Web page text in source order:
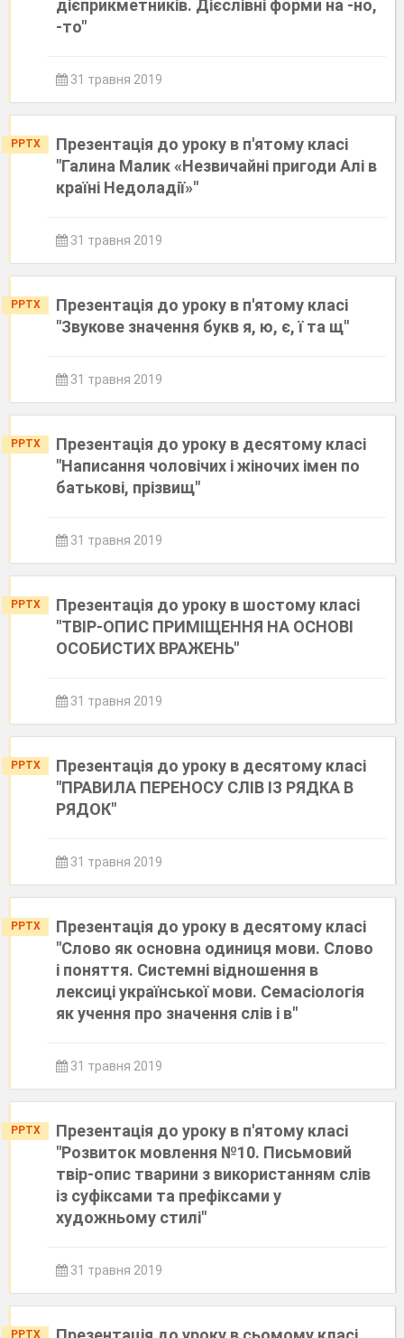
дієприкметників. Дієслівні форми на -но,
-то"
31 травня 2019
PPTX
Презентація до уроку в п'ятому класі
"Галина Малик «Незвичайні пригоди Алі в
країні Недоладії»"
31 травня 2019
PPTX
Презентація до уроку в п'ятому класі
"Звукове значення букв я, ю, є, ї та щ"
31 травня 2019
PPTX
Презентація до уроку в десятому класі
"Написання чоловічих і жіночих імен по
батькові, прізвищ"
31 травня 2019
PPTX
Презентація до уроку в шостому класі
"ТВІР-ОПИС ПРИМІЩЕННЯ НА ОСНОВІ
ОСОБИСТИХ ВРАЖЕНЬ"
31 травня 2019
PPTX
Презентація до уроку в десятому класі
"ПРАВИЛА ПЕРЕНОСУ СЛІВ ІЗ РЯДКА В
РЯДОК"
31 травня 2019
PPTX
Презентація до уроку в десятому класі
"Слово як основна одиниця мови. Слово
і поняття. Системні відношення в
лексиці української мови. Семасіологія
як учення про значення слів і в"
31 травня 2019
PPTX
Презентація до уроку в п'ятому класі
"Розвиток мовлення №10. Письмовий
твір-опис тварини з використанням слів
із суфіксами та префіксами у
художньому стилі"
31 травня 2019
PPTX